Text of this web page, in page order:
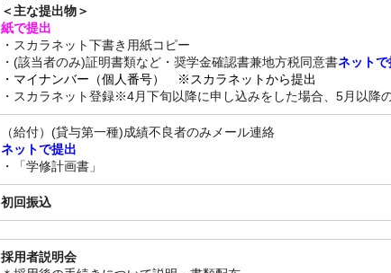
＜主な提出物＞
紙で提出
・スカラネット下書き用紙コピー
・(該当者のみ)証明書類など・奨学金確認書兼地方税同意書ネットで
・マイナンバー（個人番号） ※スカラネットから提出
・スカラネット登録※4月下旬以降に申し込みをした場合、5月以降
（給付）(貸与第一種)成績不良者のみメール連絡
ネットで提出
・「学修計画書」
初回振込
採用者説明会